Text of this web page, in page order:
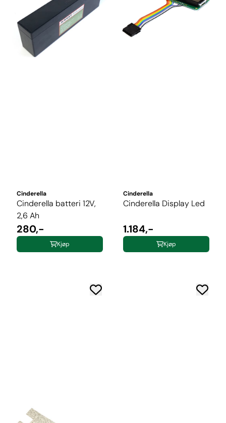
Cinderella
Cinderella batteri 12V,
2,6 Ah
280,-
Kjøp
Cinderella
Cinderella Display Led
1.184,-
Kjøp